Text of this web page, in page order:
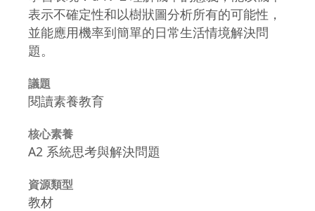
表示不確定性和以樹狀圖分析所有的可能性，
並能應用機率到簡單的日常生活情境解決問
題。
議題
閱讀素養教育
核心素養
A2 系統思考與解決問題
資源類型
教材